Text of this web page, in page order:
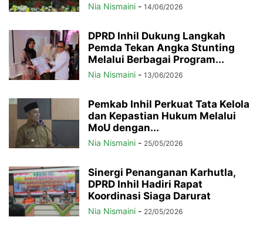
Nia Nismaini - 14/06/2026
DPRD Inhil Dukung Langkah
Pemda Tekan Angka Stunting
Melalui Berbagai Program...
Nia Nismaini - 13/06/2026
Pemkab Inhil Perkuat Tata Kelola
dan Kepastian Hukum Melalui
MoU dengan...
Nia Nismaini - 25/05/2026
Sinergi Penanganan Karhutla,
DPRD Inhil Hadiri Rapat
Koordinasi Siaga Darurat
Nia Nismaini - 22/05/2026